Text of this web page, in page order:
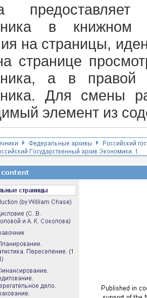
в
на страницы,
странице
а в правой
Для смены
элемент из